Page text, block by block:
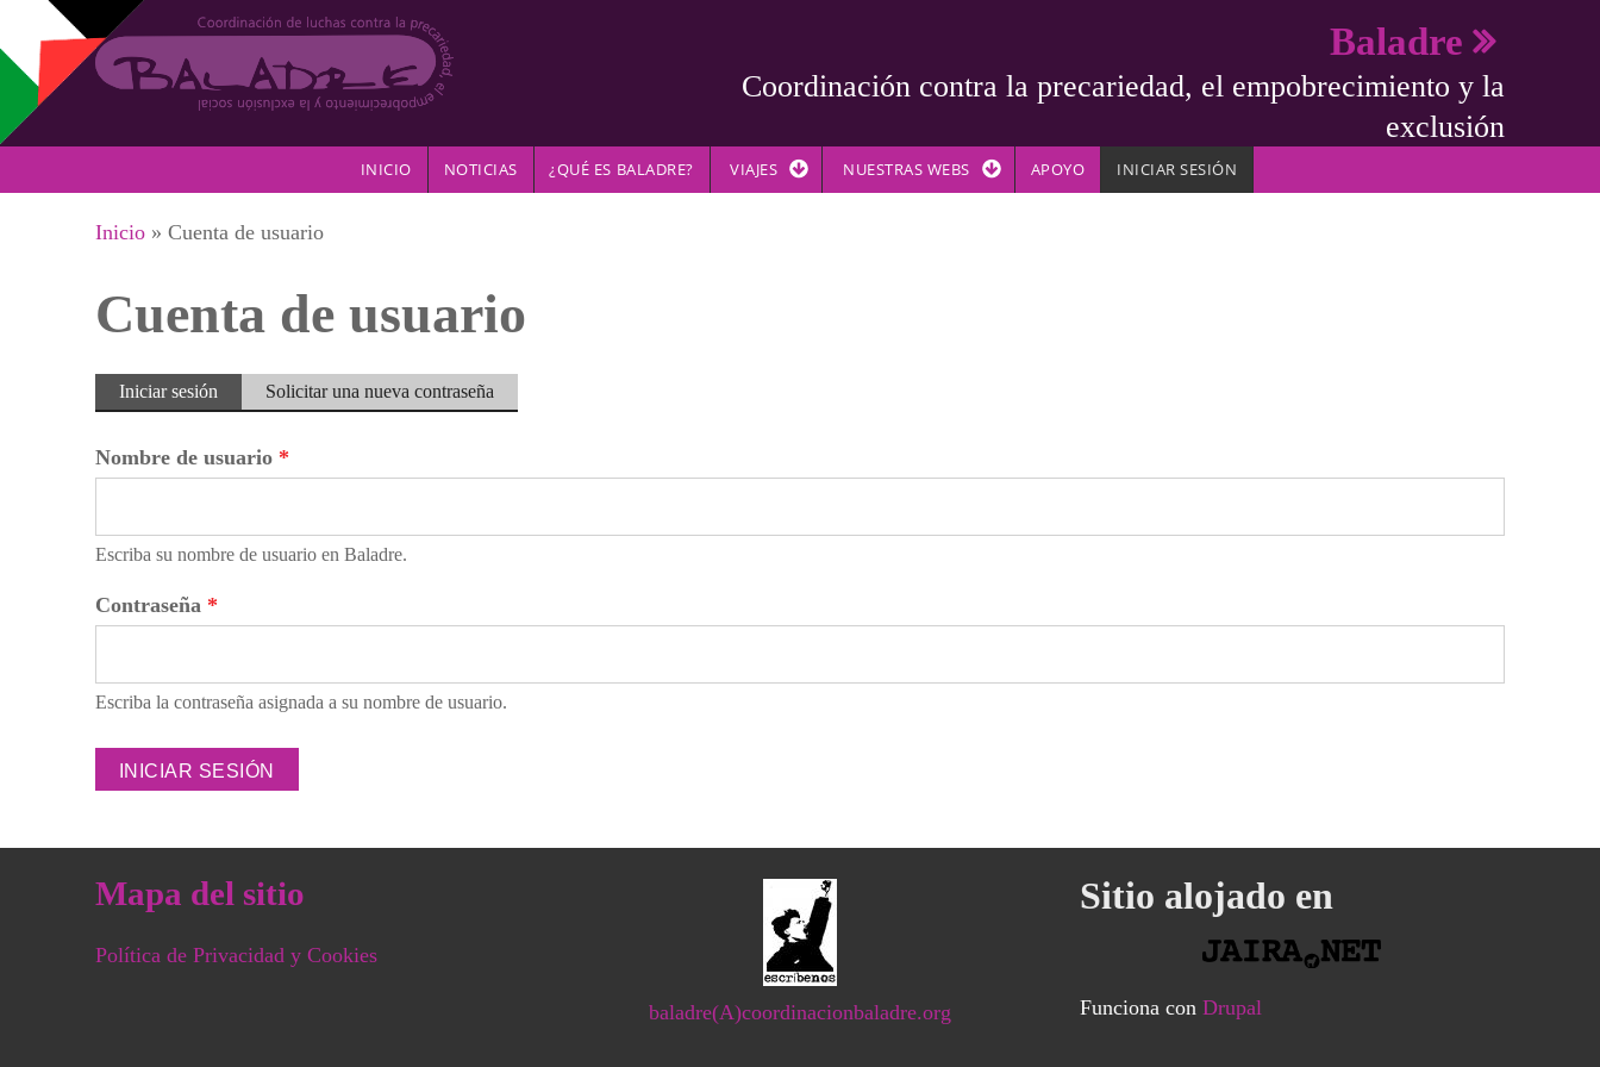
Pasar al contenido principal
Baladre
Coordinación contra la precariedad, el empobrecimiento y la
exclusión
INICIO NOTICIAS ¿QUÉ ES BALADRE? VIAJES NUESTRAS WEBS APOYO INICIAR SESIÓN
Se encuentra usted aquí
Inicio » Cuenta de usuario
Cuenta de usuario
Solapas principales
Iniciar sesión (solapaSolicitar una nueva contraseña
Nombre de usuario *
Escriba su nombre de usuario en Baladre.
Contraseña *
Escriba la contraseña asignada a su nombre de usuario.
Mapa del sitio
Política de Privacidad y Cookies
baladre(A)coordinacionbaladre.org
Sitio alojado en
Funciona con Drupal